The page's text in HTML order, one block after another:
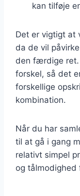
kan tilføje
Det er vigtigt at
da de vil
den færdige ret.
forskel, så det
forskellige
kombination.
Når du har
til at gå i gang
relativt simpel
og